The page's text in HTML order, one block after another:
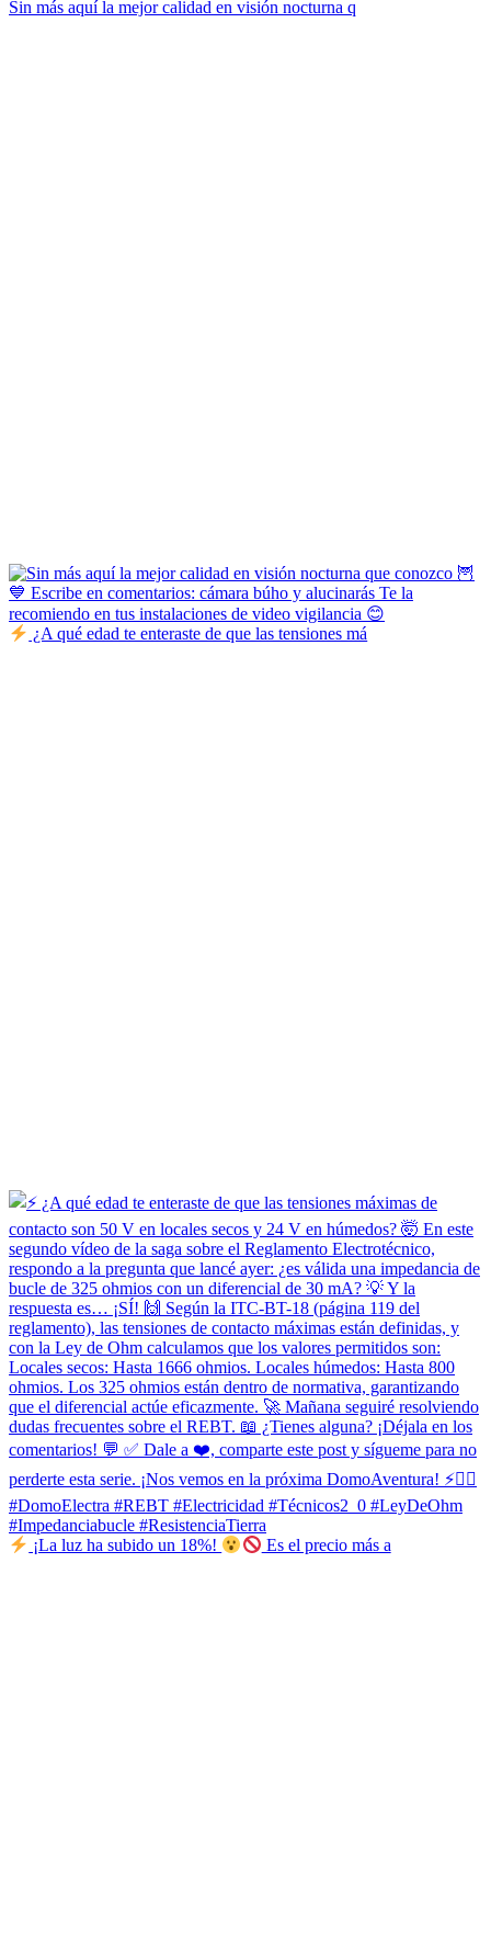
Sin más aquí la mejor calidad en visión nocturna q
¿A qué edad te enteraste de que las tensiones má
¡La luz ha subido un 18%! Es el precio más a